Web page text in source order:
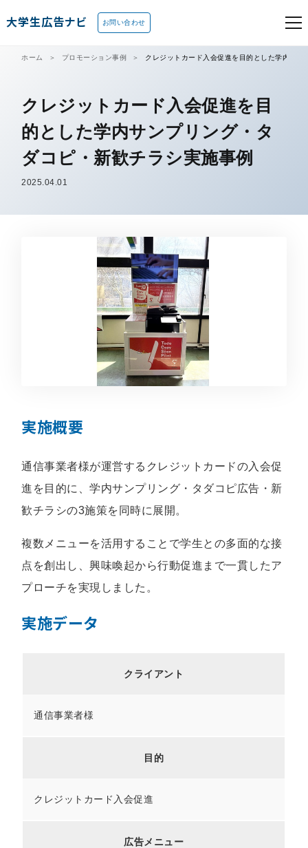
大学生広告ナビ お問い合わせ
ホーム プロモーション事例 クレジットカード入会促進を目的とした学内サ
クレジットカード入会促進を目
的とした学内サンプリング・タ
ダコピ・新歓チラシ実施事例
2025.04.01
実施概要
通信事業者様が運営するクレジットカードの入会促
進を目的に、学内サンプリング・タダコピ広告・新
歓チラシの3施策を同時に展開。
複数メニューを活用することで学生との多面的な接
点を創出し、興味喚起から行動促進まで一貫したア
プローチを実現しました。
実施データ
クライアント
通信事業者様
目的
クレジットカード入会促進
広告メニュー